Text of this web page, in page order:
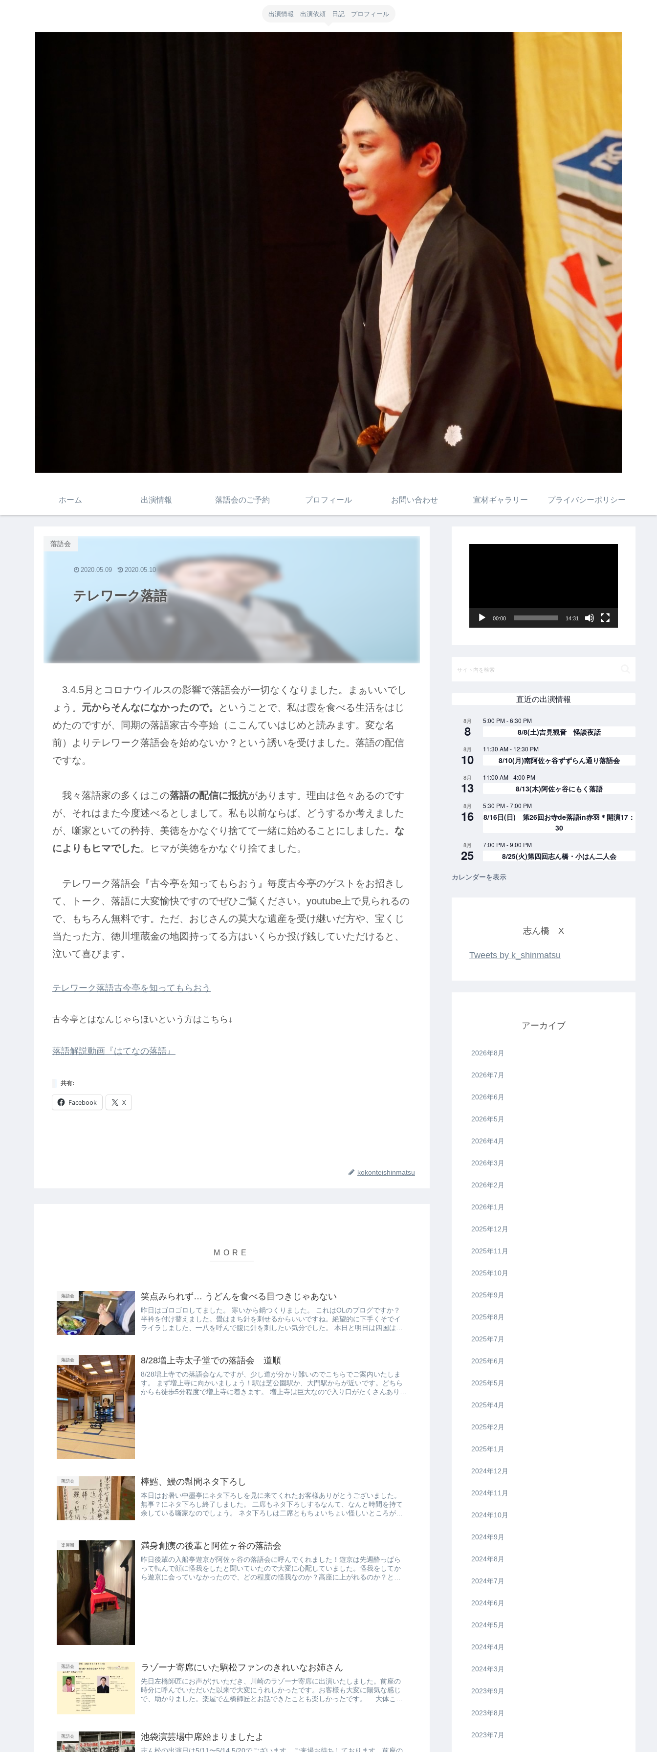
出演情報 出演依頼 日記 プロフィール
ホーム 出演情報 落語会のご予約 プロフィール お問い合わせ 宣材ギャラリー プライバシーポリシー
テレワーク落語
落語会
2020.05.09 2020.05.10
3.4.5月とコロナウイルスの影響で落語会が一切なくなりました。まぁいいでし
ょう。 元からそんなになかったので。
ということで、私は霞を食べる生活をはじ
めたのですが、同期の落語家古今亭始（ここんていはじめと読みます。変な名
前）よりテレワーク落語会を始めないか？という誘いを受けました。落語の配信
ですな。
我々落語家の多くはこの落語の配信に抵抗があります。理由は色々あるのです
が、それはまた今度述べるとしまして。私も以前ならば、どうするか考えました
が、噺家といての矜持、美徳をかなぐり捨てて一緒に始めることにしました。 な
によりもヒマでした。ヒマが美徳をかなぐり捨てました。
テレワーク落語会『古今亭を知ってもらおう』毎度古今亭のゲストをお招きし
て、トーク、落語に大変愉快ですのでぜひご覧ください。youtube上で見られるの
で、もちろん無料です。ただ、おじさんの莫大な遺産を受け継いだ方や、宝くじ
当たった方、徳川埋蔵金の地図持ってる方はいくらか投げ銭していただけると、
泣いて喜びます。
テレワーク落語古今亭を知ってもらおう
古今亭とはなんじゃらほいという方はこちら↓
落語解説動画『はてなの落語』
共有:
Facebook X
kokonteishinmatsu
落語会 笑点みられず… うどんを食べる目つきじゃあない
昨日はゴロゴロしてました。 寒いから鍋つくりました。 これはOLのブログですか？
半衿を付け替えました。畳はまち針を刺せるからいいですね。絶望的に下手くそでイ
ライラしました、一八を呼んで腹に針を刺したい気分でした。 本日と明日は四国は香
落語会 8/28増上寺太子堂での落語会 道順
8/28増上寺での落語会なんですが、少し道が分かり難いのでこちらでご案内いたしま
す。 まず増上寺に向かいましょう！駅は芝公園駅か、大門駅からが近いです。どちら
からも徒歩5分程度で増上寺に着きます。 増上寺は巨大なので入り口がたくさんありま
落語会 棒鱈、鰻の幇間ネタ下ろし
本日はお暑い中墨亭にネタ下ろしを見に来てくれたお客様ありがとうございました。
無事？にネタ下ろし終了しました。 二席もネタ下ろしするなんて、なんと時間を持て
余している噺家なのでしょう。 ネタ下ろしは二席ともちょいちょい怪しいところがあ
楽屋噺 満身創痍の後輩と阿佐ヶ谷の落語会
昨日後輩の入船亭遊京が阿佐ヶ谷の落語会に呼んでくれました！遊京は先週酔っぱら
って転んで顔に怪我をしたと聞いていたので大変に心配していました。怪我をしてか
ら遊京に会っていなかったので、どの程度の怪我なのか？高座に上がれるのか？と私
落語会 ラゾーナ寄席にいた駒松ファンのきれいなお姉さん
先日左橋師匠にお声がけいただき、川崎のラゾーナ寄席に出演いたしました。前座の
時分に呼んでいただいた以来で大変にうれしかったです。お客様も大変に陽気な感じ
で、助かりました。楽屋で左橋師匠とお話できたことも楽しかったです。 大体こん
落語会 池袋演芸場中席始まりましたよ
ヤ
00:00 14:31
直近の出演情報
8月
8
5:00 PM-6:30 PM
8/8(土)吉見観音 怪談夜話
8月
10
11:30 AM- 12:30 PM
8/10(月)南阿佐ヶ谷ずずらん通り落語会
8月
13
11:00 AM-4:00 PM
8/13(木)阿佐ヶ谷にもく落語
8月
16
5:30 PM-7:00 PM
8/16日(日) 第26回お寺de落語in赤羽＊開演17：
30
8月
25
7:00 PM-9:00 PM
8/25(火)第四回志ん橋・小はん二人会
カレンダーを表示
志ん橋 X
Tweets by k_shinmatsu
アーカイブ
2026年8月
2026年7月
2026年6月
2026年5月
2026年4月
2026年3月
2026年2月
2026年1月
2025年12月
2025年11月
2025年10月
2025年9月
2025年8月
2025年7月
2025年6月
2025年5月
2025年4月
2025年2月
2025年1月
2024年12月
2024年11月
2024年10月
2024年9月
2024年8月
2024年7月
2024年6月
2024年5月
2024年4月
2024年3月
2023年9月
2023年8月
2023年7月